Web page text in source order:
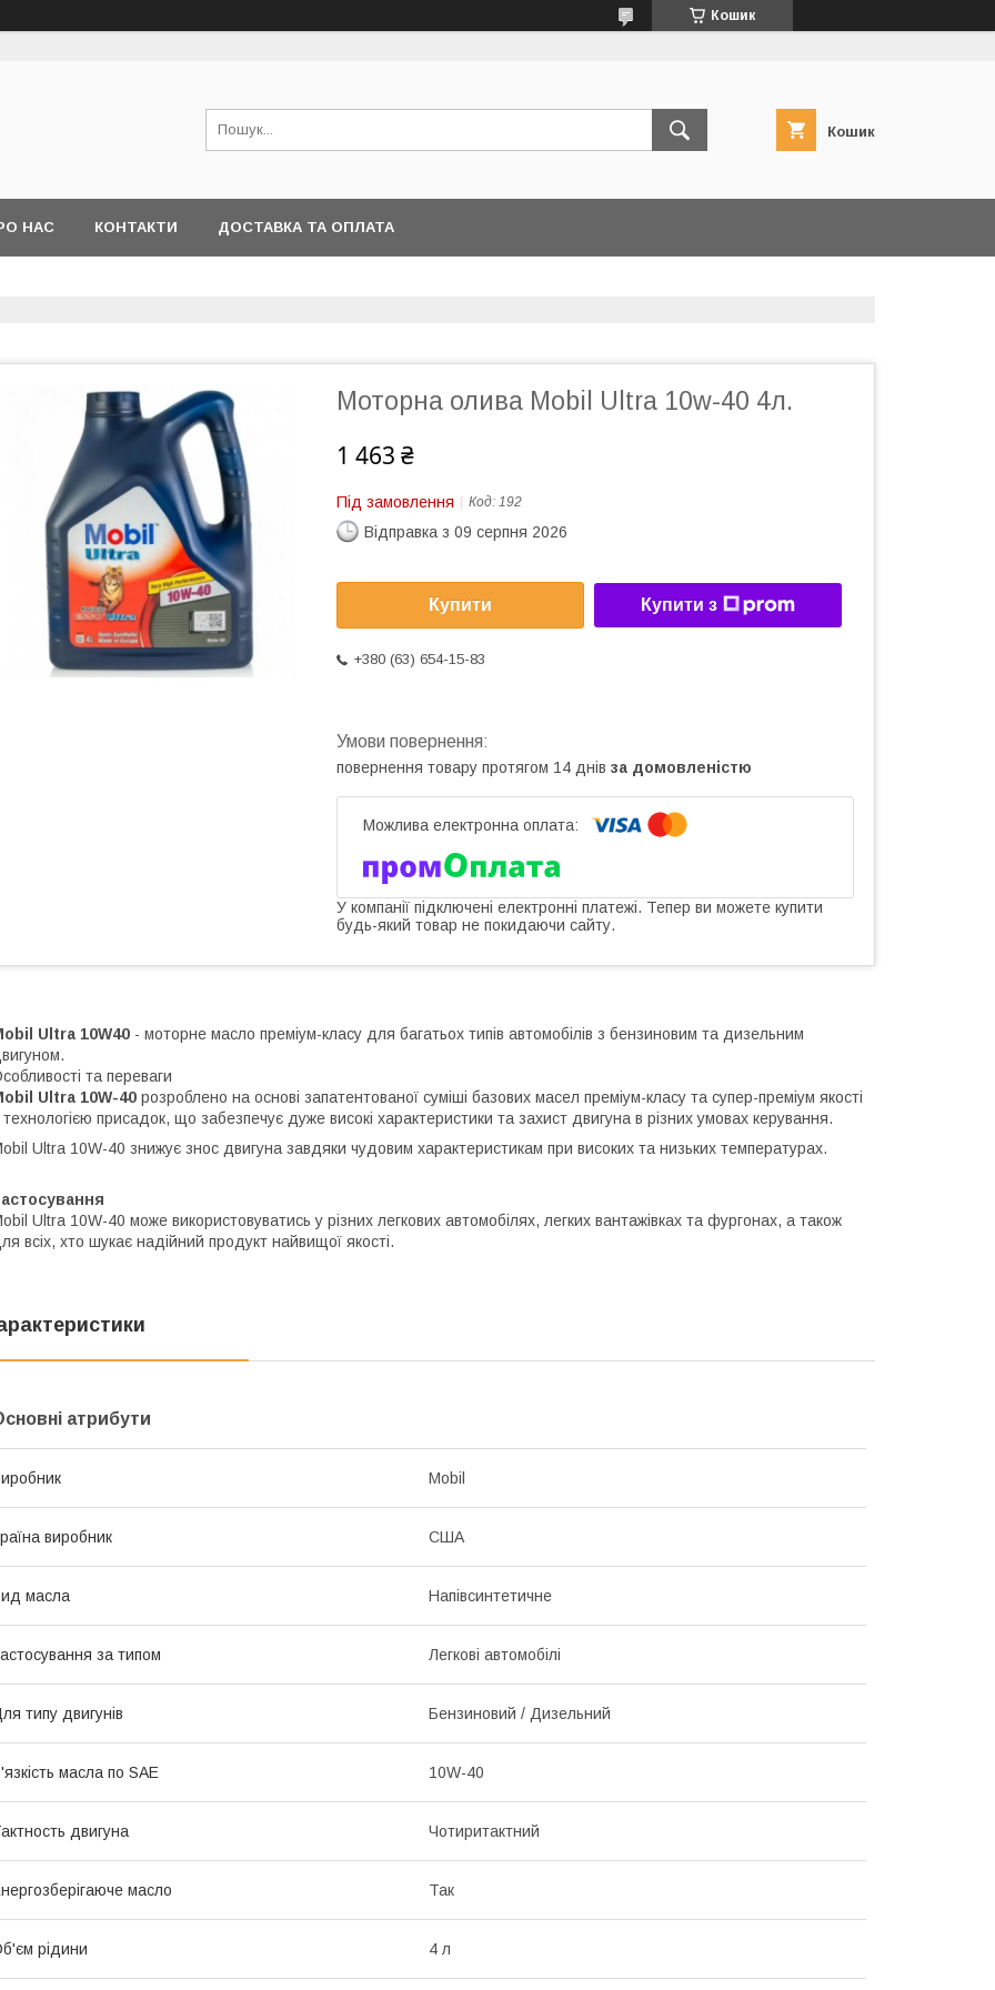
Кошик
Кошик
НАС КОНТАКТИ ДОСТАВКА ТА ОПЛАТА
Моторна олива Mobil Ultra 10w-40 4л.
1 463 ₴
Під замовлення Код: 192
Відправка з 09 серпня 2026
Купити Купити з
+380 (63) 654-15-83
повернення товару протягом 14 днів за домовленістю
У компанії підключені електронні платежі. Тепер ви можете купити
будь-який товар не покидаючи сайту.
Ultra 10W40 - моторне масло преміум-класу для багатьох типів автомобілів з бензиновим та дизельним
та переваги
Ultra 10W-40 розроблено на основі запатентованої суміші базових масел преміум-класу та супер-преміум якості
технологією присадок, що забезпечує дуже високі характеристики та захист двигуна в різних умовах керування.
Ultra 10W-40 знижує знос двигуна завдяки чудовим характеристикам при високих та низьких температурах.
Ultra 10W-40 може використовуватись у різних легкових автомобілях, легких вантажівках та фургонах, а також
всіх, хто шукає надійний продукт найвищої якості.
атрибути
Mobil
виробник США
масла Напівсинтетичне
за типом Легкові автомобілі
типу двигунів Бензиновий / Дизельний
масла по SAE 10W-40
двигуна Чотиритактний
масло Так
рідини 4 л